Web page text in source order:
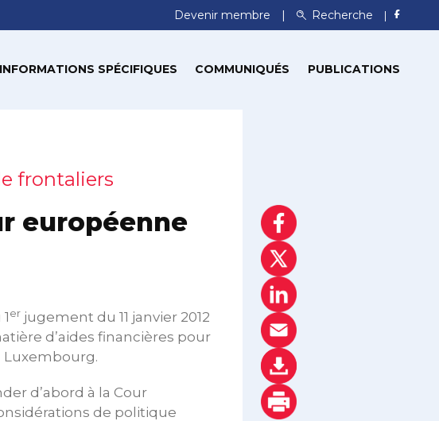
Devenir membre Recherche
INFORMATIONS SPÉCIFIQUES COMMUNIQUÉS PUBLICATIONS
frontaliers
européenne
er jugement du 11 janvier 2012
d’aides financières pour
Luxembourg.
d’abord à la Cour
de politique